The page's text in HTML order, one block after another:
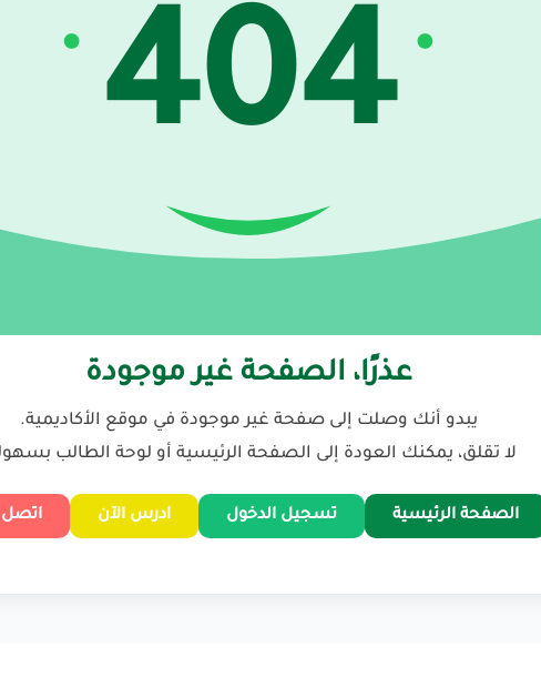
404
عذرًا، الصفحة غير موجودة
يبدو أنك وصلت إلى صفحة غير موجودة في موقع الأكاديمية.
لا تقلق، يمكنك العودة إلى الصفحة الرئيسية أو لوحة الطالب
الصفحة الرئيسية تسجيل الدخول ادرس الآن اتصل